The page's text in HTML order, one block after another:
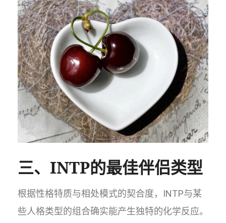
三、INTP的最佳伴侣类型
根据性格特质与相处模式的契合度，INTP与某
些人格类型的组合确实能产生独特的化学反应。